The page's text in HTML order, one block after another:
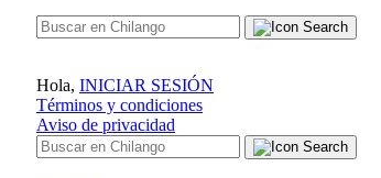
Hola, INICIAR SESIÓN
Términos y condiciones
Aviso de privacidad